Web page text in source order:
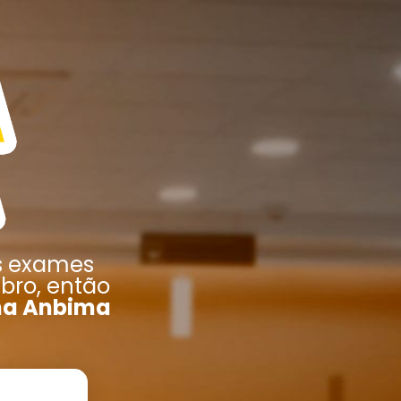
exames
então
Anbima